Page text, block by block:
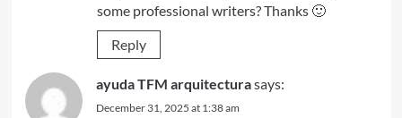
some professional writers? Thanks 🙂
Reply
ayuda TFM arquitecturasays:
December 31, 2025 at 1:38 am